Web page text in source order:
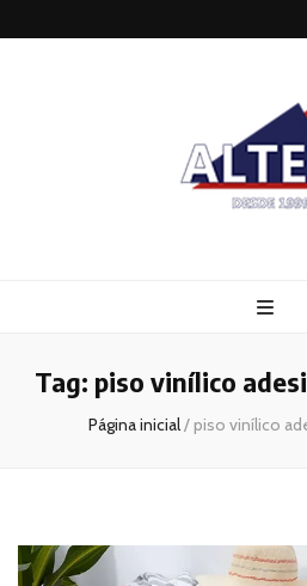
Tag: piso vinílico
Página inicial/ piso vinílico